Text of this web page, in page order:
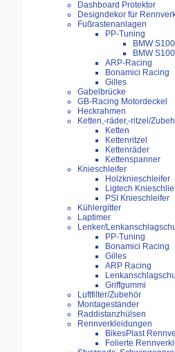
Dashboard Protektor
Designdekor für
Fußrastenanlagen
PP-Tuning
BMW
BMW
ARP-Racing
Bonamici Racing
Gilles
Gabelbrücke
GB-Racing Motordeckel
Heckrahmen
Ketten,-räder,-ritzel/
Ketten
Kettenritzel
Kettenräder
Kettenspanner
Knieschleifer
Holzknieschleifer
Ligtech
PSI Knieschleifer
Kühlergitter
Laptimer
Lenker/
PP-Tuning
Bonamici Racing
Gilles
ARP Racing
Griffgummi
Luftfilter/Zubehör
Montageständer
Raddistanzhülsen
Rennverkleidungen
BikesPlast
Folierte